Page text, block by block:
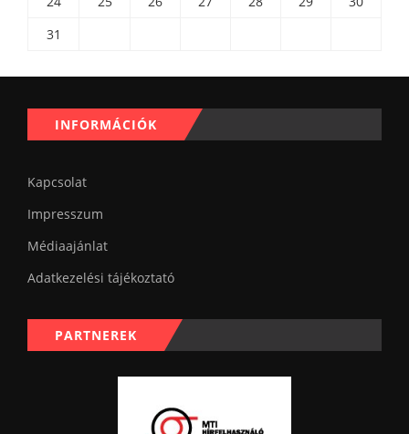
31
INFORMÁCIÓK
Kapcsolat
Impresszum
Médiaajánlat
Adatkezelési tájékoztató
PARTNEREK